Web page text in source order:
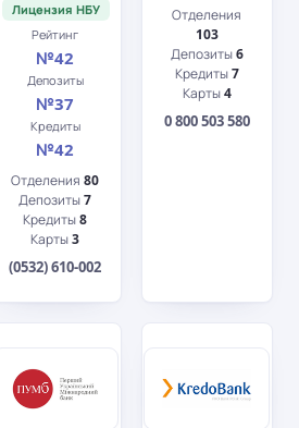
Лицензия НБУ
Рейтинг
№42
Депозиты
№37
Кредиты
№42
Отделения80
Депозиты7
Кредиты8
Карты3
(0532) 610-002
Отделения
103
Депозиты6
Кредиты7
Карты4
0 800 503 580